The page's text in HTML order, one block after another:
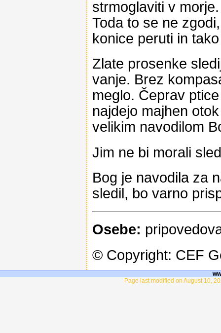
strmoglaviti v morje.
Toda to se ne
konice peruti in
Zlate prosenke
vanje. Brez
meglo. Čeprav
najdejo majhen
velikim navodilom
Jim ne bi morali
Bog je navodila za
sledil, bo varno
Osebe:
© Copyright: CEF
Page last modified on August 10,